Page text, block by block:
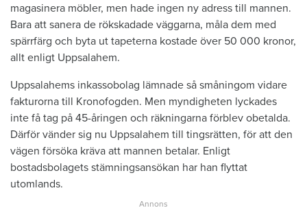
magasinera möbler, men hade ingen ny adress till mannen.
Bara att sanera de rökskadade väggarna, måla dem med
spärrfärg och byta ut tapeterna kostade över 50 000 kronor,
allt enligt Uppsalahem.
Uppsalahems inkassobolag lämnade så småningom vidare
fakturorna till Kronofogden. Men myndigheten lyckades
inte få tag på 45-åringen och räkningarna förblev obetalda.
Därför vänder sig nu Uppsalahem till tingsrätten, för att den
vägen försöka kräva att mannen betalar. Enligt
bostadsbolagets stämningsansökan har han flyttat
utomlands.